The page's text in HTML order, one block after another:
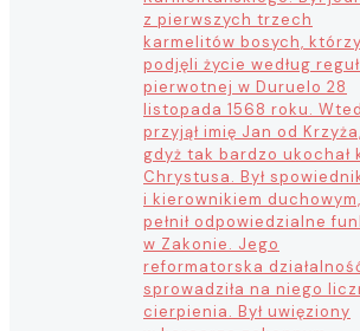
z pierwszych trzech
karmelitów bosych, którzy
podjęli życie według
pierwotnej w Duruelo 28
listopada 1568 roku.
przyjął imię Jan od Krzyża,
gdyż tak bardzo ukochał
Chrystusa. Był
i kierownikiem duchowym,
pełnił odpowiedzialne
w Zakonie. Jego
reformatorska
sprowadziła na niego
cierpienia. Był uwięziony